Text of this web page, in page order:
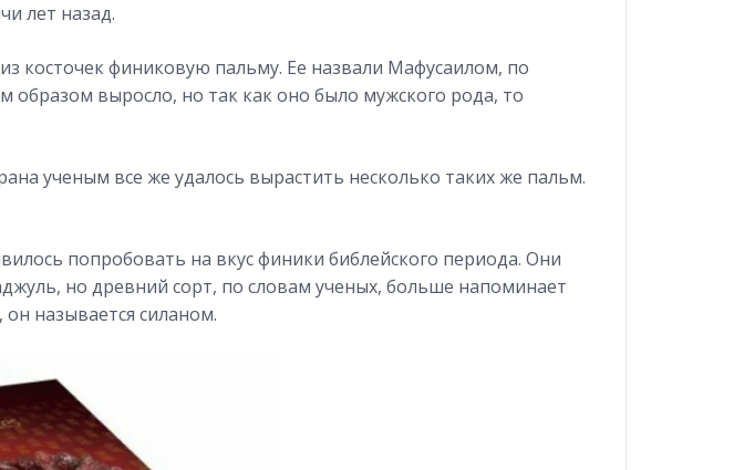
лет назад.
косточек финиковую пальму. Ее назвали Мафусаилом, по
образом выросло, но так как оно было мужского рода, то
ученым все же удалось вырастить несколько таких же пальм.
попробовать на вкус финики библейского периода. Они
но древний сорт, по словам ученых, больше напоминает
называется силаном.